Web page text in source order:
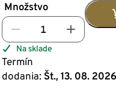
Množstvo
Na sklade
Termín
dodania: Št., 13. 08.